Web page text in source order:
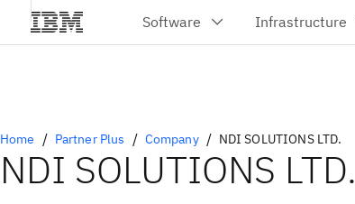
Home Partner Plus Company NDI SOLUTIONS LTD.
NDI SOLUTIONS LTD.